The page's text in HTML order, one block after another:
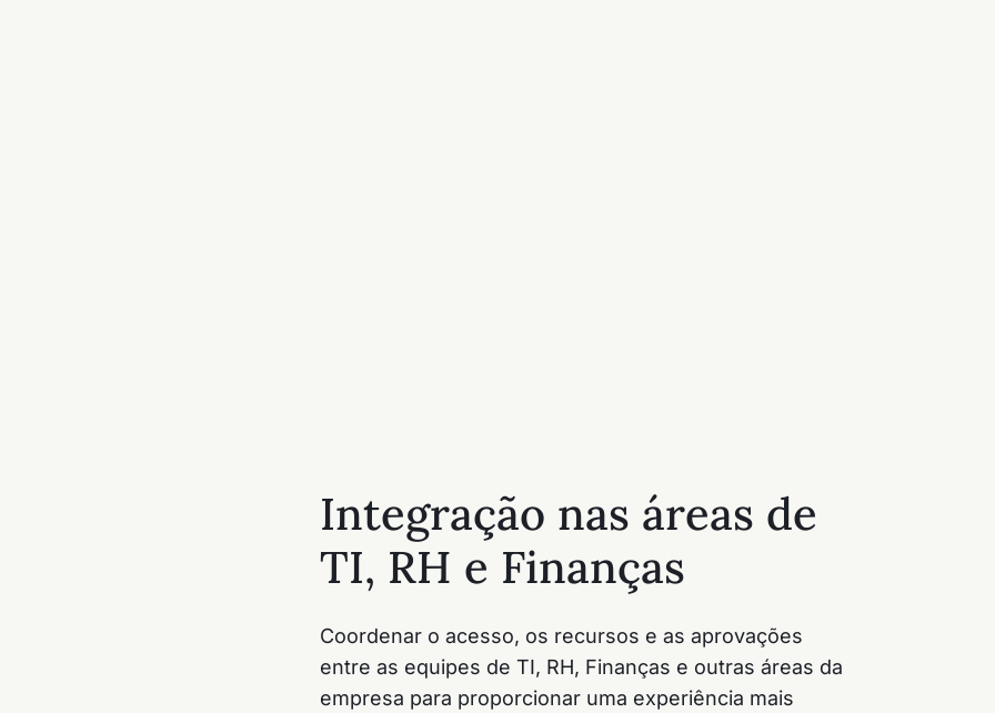
Integração nas áreas de
TI, RH e Finanças
Coordenar o acesso, os recursos e as aprovações
entre as equipes de TI, RH, Finanças e outras áreas da
empresa para proporcionar uma experiência mais